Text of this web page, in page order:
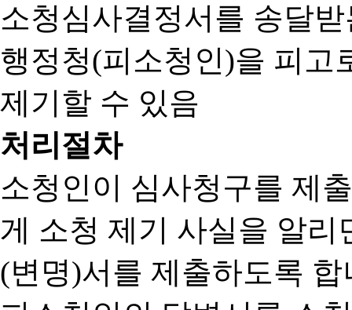
소청심사결정서를 송달
행정청(피소청인)을 피고
제기할 수 있음
처리절차
소청인이 심사청구를 제
게 소청 제기 사실을 알
(변명)서를 제출하도록 합